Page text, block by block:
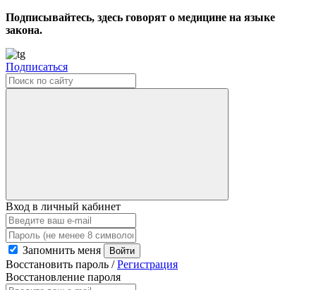
Подписывайтесь, здесь говорят о медицине на языке
закона.
Подписаться
Вход в личный кабинет
Запомнить меня Войти
Восстановить пароль /Регистрация
Восстановление пароля